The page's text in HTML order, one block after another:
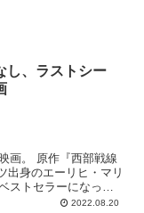
し、ラストシー
部戦線
出身のエーリヒ・マリ
ストセラーになった
2022.08.20